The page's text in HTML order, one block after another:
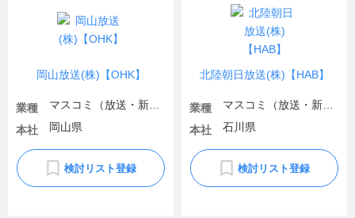
岡山放送(株)【OHK】
業種
本社
岡山県
検討リスト登録
北陸朝日放送(株)【HAB】
業種
本社
石川県
検討リスト登録